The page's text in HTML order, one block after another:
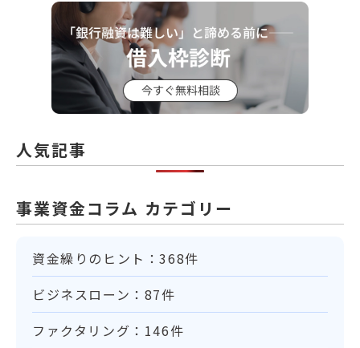
人気記事
事業資金コラム カテゴリー
資金繰りのヒント：368件
ビジネスローン：87件
ファクタリング：146件